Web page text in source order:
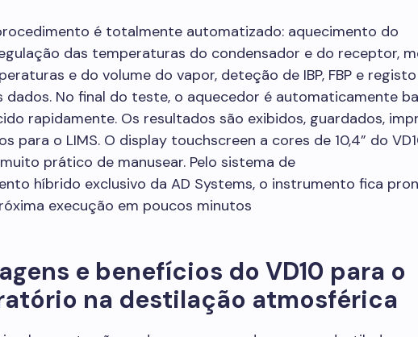
é totalmente automatizado: aquecimento do
das temperaturas do condensador e do receptor,
e do volume do vapor, deteção de IBP, FBP e
dados. No final do teste, o aquecedor é automaticamente
rapidamente. Os resultados são exibidos, guardados,
para o LIMS. O display touchscreen a cores de 10,4” do
prático de manusear. Pelo sistema de
híbrido exclusivo da AD Systems, o instrumento fica
execução em poucos minutos
e benefícios do VD10 para o
na destilação atmosférica